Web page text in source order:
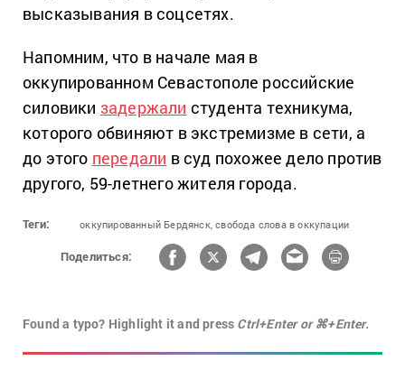
высказывания в соцсетях.
Напомним, что в начале мая в
оккупированном Севастополе российские
силовики задержали студента техникума,
которого обвиняют в экстремизме в сети, а
до этого передали в суд похожее дело против
другого, 59-летнего жителя города.
Теги: оккупированный Бердянск, свобода слова в оккупации
Поделиться:
Found a typo? Highlight it and press Ctrl+Enter or ⌘+Enter.